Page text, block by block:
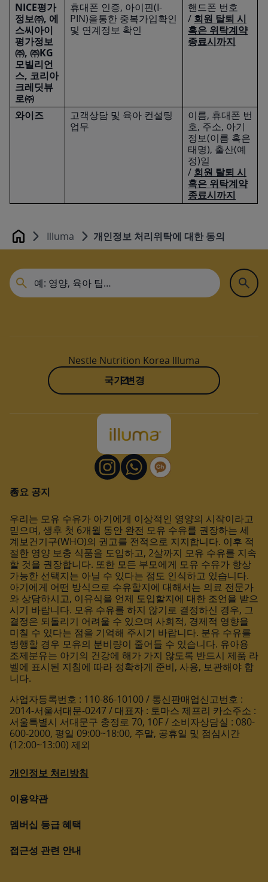
NICE평가
정보㈜, 에
스씨아이
평가정보
㈜, ㈜KG
모빌리언
스, 코리아
크레딧뷰
로㈜
휴대폰 인증, 아이핀(I-
PIN)을통한 중복가입확인
및 연계정보 확인
핸드폰 번호
/ 회원 탈퇴 시
혹은 위탁계약
종료시까지
와이즈
고객상담 및 육아 컨설팅
업무
이름, 휴대폰 번
호, 주소, 아기
정보(이름 혹은
태명), 출산(예
정)일
/ 회원 탈퇴 시
혹은 위탁계약
종료시까지
Home Illuma 개인정보 처리위탁에 대한 동의
Nestle Nutrition Korea Illuma
국가 변경
중요 공지
우리는 모유 수유가 아기에게 이상적인 영양의 시작이라고
믿으며, 생후 첫 6개월 동안 완전 모유 수유를 권장하는 세
계보건기구(WHO)의 권고를 전적으로 지지합니다. 이후 적
절한 영양 보충 식품을 도입하고, 2살까지 모유 수유를 지속
할 것을 권장합니다. 또한 모든 부모에게 모유 수유가 항상
가능한 선택지는 아닐 수 있다는 점도 인식하고 있습니다.
아기에게 어떤 방식으로 수유할지에 대해서는 의료 전문가
와 상담하시고, 이유식을 언제 도입할지에 대한 조언을 받으
시기 바랍니다. 모유 수유를 하지 않기로 결정하신 경우, 그
결정은 되돌리기 어려울 수 있으며 사회적, 경제적 영향을
미칠 수 있다는 점을 기억해 주시기 바랍니다. 분유 수유를
병행할 경우 모유의 분비량이 줄어들 수 있습니다. 유아용
조제분유는 아기의 건강에 해가 가지 않도록 반드시 제품 라
벨에 표시된 지침에 따라 정확하게 준비, 사용, 보관해야 합
니다.
사업자등록번호 : 110-86-10100 / 통신판매업신고번호 :
2014-서울서대문-0247 / 대표자 : 토마스 제프리 카소주소 :
서울특별시 서대문구 충정로 70, 10F / 소비자상담실 : 080-
600-2000, 평일 09:00~18:00, 주말, 공휴일 및 점심시간
(12:00~13:00) 제외
개인정보 처리방침
이용약관
멤버십 등급 혜택
접근성 관련 안내